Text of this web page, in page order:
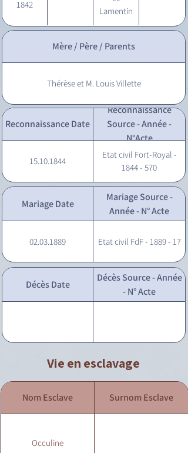
1842
Lamentin
Mère / Père / Parents
Thérèse et M. Louis Villette
Reconnaissance Date
Reconnaissance
Source - Année -
N°Acte
15.10.1844
Etat civil Fort-Royal -
1844 - 570
Mariage Date
Mariage Source -
Année - N° Acte
02.03.1889 Etat civil FdF - 1889 - 17
Décès Date
Décès Source - Année
- N° Acte
Vie en esclavage
Nom Esclave Surnom Esclave
Occuline